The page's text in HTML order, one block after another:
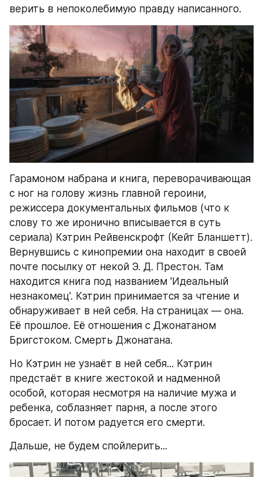
верить в непоколебимую правду написанного.
Гарамоном набрана и книга, переворачивающая
с ног на голову жизнь главной героини,
режиссера документальных фильмов (что к
слову то же иронично вписывается в суть
сериала) Кэтрин Рейвенскрофт (Кейт Бланшетт).
Вернувшись с кинопремии она находит в своей
почте посылку от некой Э. Д. Престон. Там
находится книга под названием 'Идеальный
незнакомец'. Кэтрин принимается за чтение и
обнаруживает в ней себя. На страницах — она.
Её прошлое. Её отношения с Джонатаном
Бригстоком. Смерть Джонатана.
Но Кэтрин не узнаёт в ней себя... Кэтрин
предстаёт в книге жестокой и надменной
особой, которая несмотря на наличие мужа и
ребенка, соблазняет парня, а после этого
бросает. И потом радуется его смерти.
Дальше, не будем спойлерить...